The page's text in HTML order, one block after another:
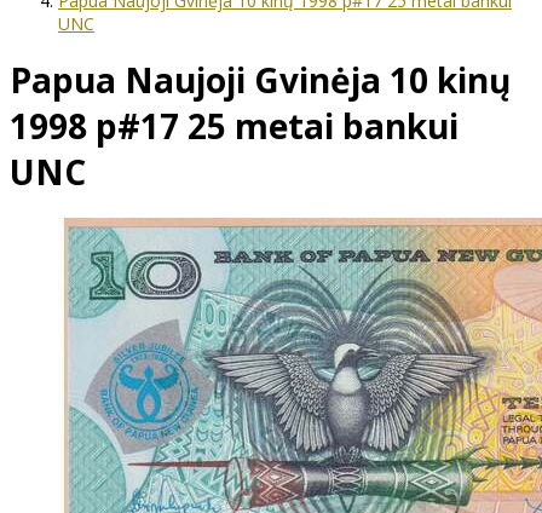
UNC
Papua Naujoji Gvinėja 10 kinų
1998 p#17 25 metai bankui
UNC